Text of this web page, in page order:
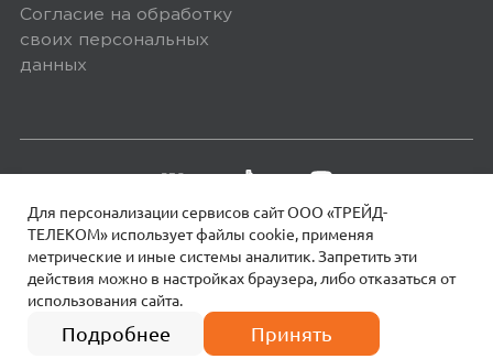
Для персонализации сервисов сайт ООО «ТРЕЙД-
ТЕЛЕКОМ» использует файлы сookie, применяя
метрические и иные системы аналитик. Запретить эти
действия можно в настройках браузера, либо отказаться от
использования сайта.
Подробнее Принять
Согласие на обработку
своих персональных
данных
© 2026 МОТИВ. Все права защищены!